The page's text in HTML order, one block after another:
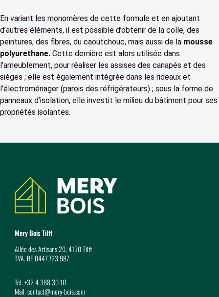
En variant les monomères de cette formule et en ajoutant
d’autres éléments, il est possible d’obtenir de la colle, des
peintures, des fibres, du caoutchouc, mais aussi de la mousse
polyurethane. Cette dernière est alors utilisée dans
l’ameublement, pour réaliser les assises des canapés et des
sièges ; elle est également intégrée dans les rideaux et
l’électroménager (parois des réfrigérateurs) ; sous la forme de
panneaux d’isolation, elle investit le milieu du bâtiment pour ses
propriétés isolantes.
Coordonnées
Mery Bois Tilff
Allée des Artisans 20, 4130 Tilff
TVA. BE 0447.723.987
Tel.+32 4 388 30 10
Mail.contact@mery-bois.com